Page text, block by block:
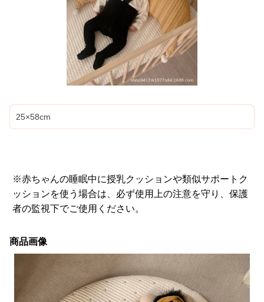
25×58cm
※赤ちゃんの睡眠中に授乳クッションや類似サポートク
ッションを使う場合は、必ず使用上の注意を守り、保護
者の監視下でご使用ください。
商品画像